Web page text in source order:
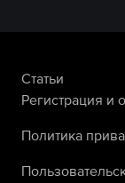
Статьи
Регистрация и
Политика